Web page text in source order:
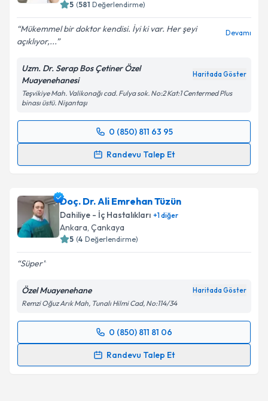
5 (581 Değerlendirme)
Mükemmel bir doktor kendisi. İyi ki var. Her şeyi
açıklıyor,...
Devamı
Uzm. Dr. Serap Bos Çetiner Özel
Muayenehanesi
Haritada Göster
Teşvikiye Mah. Valikonağı cad. Fulya sok. No:2 Kat:1 Centermed Plus
binası üstü. Nişantaşı
0 (850) 811 63 95
Randevu Talep Et
Randevu Takvimi Talebi
için bir takvim hazırlandığında e-posta ile
bilgilendireceğiz.
E-posta Adresiniz
Kişisel verilerimin işlenmesine ilişkin
Aydınlatma
Metni'ni okudum ve kişisel verilerimin belirtilen
kapsamda işlenmesini kabul ediyorum.
Takvim Talebini Gönder
Doç. Dr. Ali Emrehan Tüzün
Dahiliye - İç Hastalıkları +1diğer
Ankara, Çankaya
5 (4 Değerlendirme)
Süper
Özel Muayenehane Haritada Göster
Remzi Oğuz Arık Mah, Tunalı Hilmi Cad, No:114/34
0 (850) 811 81 06
Randevu Talep Et
Randevu Takvimi Talebi